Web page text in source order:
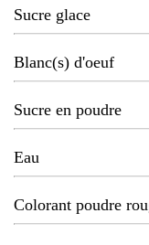
Sucre glace
Blanc(s) d'oeuf
Sucre en poudre
Eau
Colorant poudre